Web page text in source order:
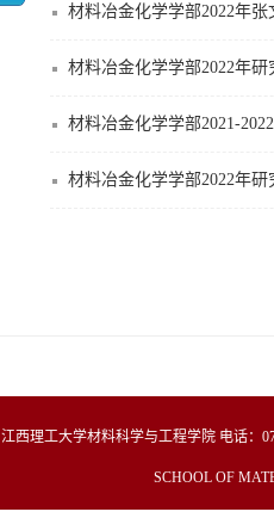
材料冶金化学学部2022年
材料冶金化学学部2022年
材料冶金化学学部2021-
材料冶金化学学部2022年
Copyright© 2019 材料冶金化学学部 All
江西理工大学材料科学与工程学院 电话：
SCHOOL OF